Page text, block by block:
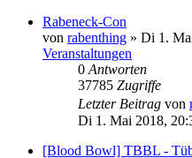
Rabeneck-Con
von rabenthing » Di 1.
Veranstaltungen
0 Antworten
37785 Zugriffe
Letzter Beitrag von
Di 1. Mai 2018,
[Blood Bowl] TBBL -